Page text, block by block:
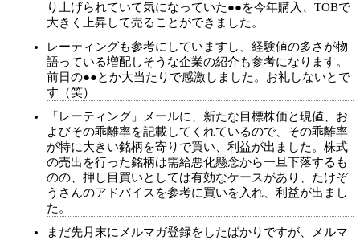
り上げられていて気になっていた●●を今年購入、TOBで
大きく上昇して売ることができました。
レーティングも参考にしていますし、経験値の多さが物
語っている増配しそうな企業の紹介も参考になります。
前日の●●とか大当たりで感激しました。お礼しないとで
す（笑）
「レーティング」メールに、新たな目標株価と現値、お
よびその乖離率を記載してくれているので、その乖離率
が特に大きい銘柄を寄りで買い、利益が出ました。株式
の売出を行った銘柄は需給悪化懸念から一旦下落するも
のの、押し目買いとしては有効なケースがあり、たけぞ
うさんのアドバイスを参考に買いを入れ、利益が出まし
た。
まだ先月末にメルマガ登録をしたばかりですが、メルマ